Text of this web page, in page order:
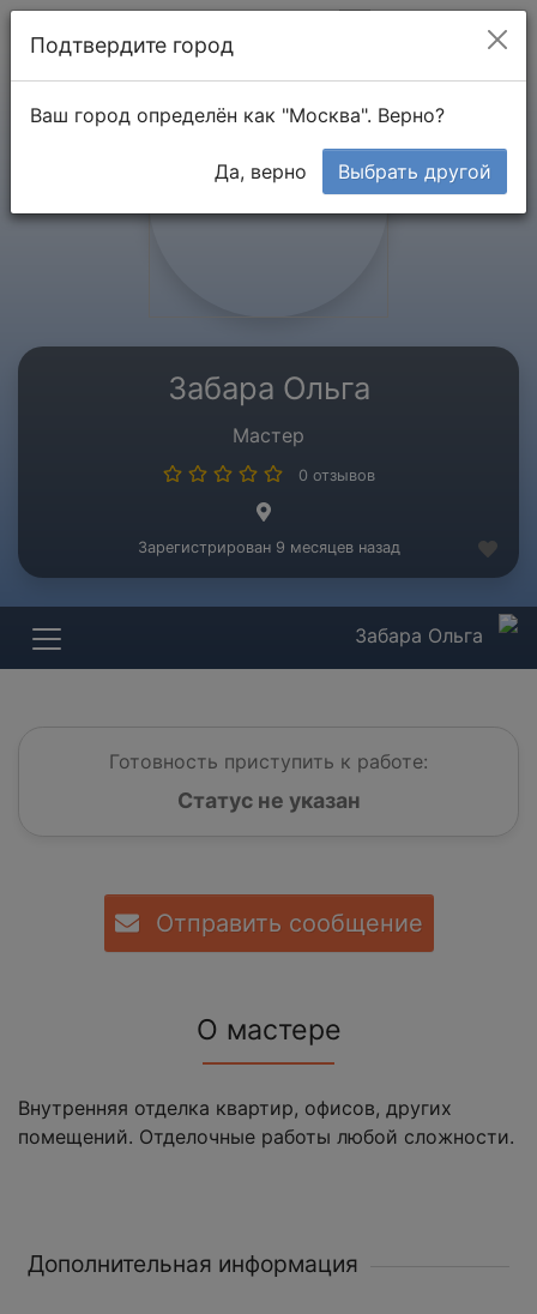
Забара Ольга
Мастер
0 отзывов
Зарегистрирован 9 месяцев назад
Забара Ольга
Готовность приступить к работе:
Статус не указан
Отправить сообщение
О мастере
Внутренняя отделка квартир, офисов, других
помещений. Отделочные работы любой сложности.
Дополнительная информация
Подтвердите город
Ваш город определён как "Москва". Верно?
Да, верно Выбрать другой